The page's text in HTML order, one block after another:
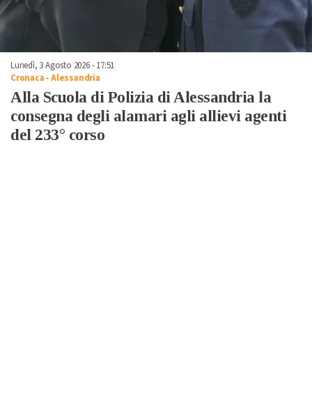
Lunedì, 3 Agosto 2026 - 17:51
Cronaca-Alessandria
Alla Scuola di Polizia di Alessandria la
consegna degli alamari agli allievi agenti
del 233° corso